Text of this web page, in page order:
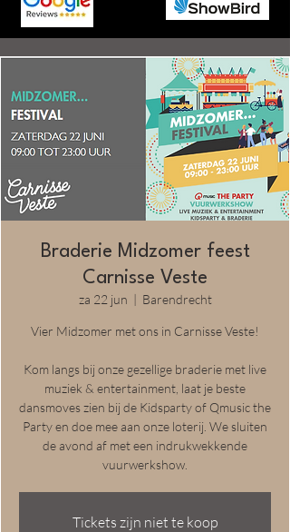
Braderie Midzomer feest
Carnisse Veste
za 22 jun
  |
Barendrecht
Vier Midzomer met ons in Carnisse Veste!
Kom langs bij onze gezellige braderie met live
muziek & entertainment, laat je beste
dansmoves zien bij de Kidsparty of Qmusic the
Party en doe mee aan onze loterij. We sluiten
de avond af met een indrukwekkende
vuurwerkshow.
Tickets zijn niet te koop